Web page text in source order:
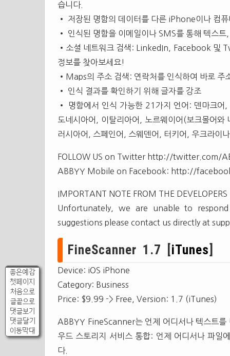
좋은예감
첫페이지
처음으로
글끝으로
댓글보기
댓글달기
이동막대
습니다.
• 저장된 명함의 데이터를 다른 iPhone이나 컴
• 인식된 명함을 이메일이나 SMS를 통해 텍스
•소셜 네트워크 검색: LinkedIn, Facebook 및
정보를 찾아보세요!
•Maps의 주소 검색: 연락처를 인식하여 바로 주
• 인식 결과를 확인하기 위해 글자를 강조
• 명함에서 인식 가능한 21가지 언어: 덴마크어
도네시아어, 이탈리아어, 노르웨이어(보크몰어
러시아어, 스페인어, 스웨덴어, 터키어, 우크라이
FOLLOW US on Twitter http://twitter.com/
ABBYY Mobile on Facebook: http://
IMPORTANT NOTE FROM THE DEVELOPERS
Unfortunately, we are unable to
suggestions please contact us directly at
FineScanner 1.7 [ iTunes
Device: iOS iPhone
Category: Business
Price: $9.99 -> Free, Version: 1.7 (iTunes)
ABBYY FineScanner는 언제 어디서나 텍스트
우드 스토리지 서비스 통합: 언제 어디서나 파일
다.